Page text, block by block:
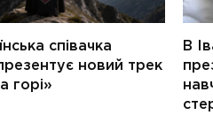
співачка
новий трек
горі»
В